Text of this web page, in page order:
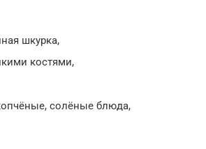
шкурка,
костями,
солёные блюда,